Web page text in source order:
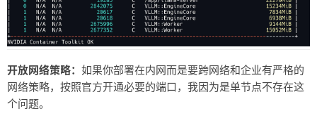
开放网络策略： 如果你部署在内网而是要跨网络和企业有严格的
网络策略，按照官方开通必要的端口，我因为是单节点不存在这
个问题。